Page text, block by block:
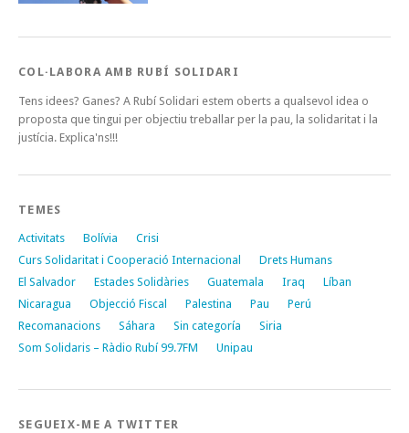
COL·LABORA AMB RUBÍ SOLIDARI
Tens idees? Ganes? A Rubí Solidari estem oberts a qualsevol idea o
proposta que tingui per objectiu treballar per la pau, la solidaritat i la
justícia. Explica'ns!!!
TEMES
Activitats Bolívia
Crisi
Curs Solidaritat i Cooperació Internacional
Drets Humans
El Salvador
Estades Solidàries Guatemala Iraq
Líban
Nicaragua
Objecció Fiscal Palestina Pau
Perú
Recomanacions
Sáhara Sin categoría
Siria
Som Solidaris – Ràdio Rubí 99.7FM
Unipau
SEGUEIX-ME A TWITTER